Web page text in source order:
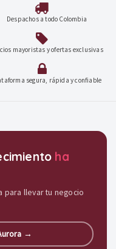
Despachos a todo Colombia
mayoristas y ofertas exclusivas
segura, rápida y confiable
ha
para llevar tu negocio
→